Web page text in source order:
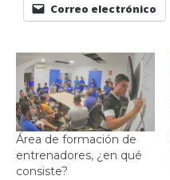
Correo electrónico
Área de formación de
entrenadores, ¿en qué
consiste?